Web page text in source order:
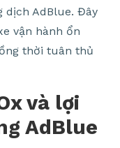
dịch AdBlue. Đây
vận hành ổn
thời tuân thủ
và lợi
AdBlue